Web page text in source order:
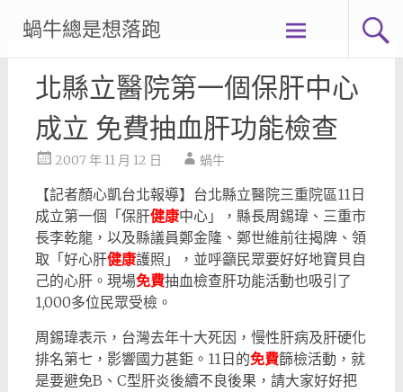
content
蝸牛總是想落跑
北縣立醫院第一個保肝中心
成立 免費抽血肝功能檢查
2007 年 11 月 12 日 蝸牛
【記者顏心凱台北報導】台北縣立醫院三重院區11日
成立第一個「保肝健康中心」，縣長周錫瑋、三重市
長李乾龍，以及縣議員鄭金隆、鄭世維前往揭牌、領
取「好心肝健康護照」，並呼籲民眾要好好地寶貝自
己的心肝。現場免費抽血檢查肝功能活動也吸引了
1,000多位民眾受檢。
周錫瑋表示，台灣去年十大死因，慢性肝病及肝硬化
排名第七，影響國力甚鉅。11日的免費篩檢活動，就
是要避免B、C型肝炎後續不良後果，請大家好好把